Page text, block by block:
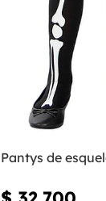
Pantys de